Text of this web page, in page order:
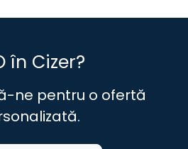
Comuna Surduc
Zalău
în Cizer?
ne pentru o ofertă